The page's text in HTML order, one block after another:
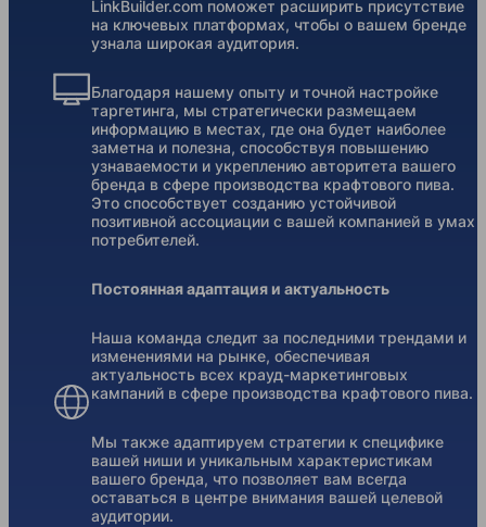
LinkBuilder.com поможет расширить присутствие
на ключевых платформах, чтобы о вашем бренде
узнала широкая аудитория.
Благодаря нашему опыту и точной настройке
таргетинга, мы стратегически размещаем
информацию в местах, где она будет наиболее
заметна и полезна, способствуя повышению
узнаваемости и укреплению авторитета вашего
бренда в сфере производства крафтового пива.
Это способствует созданию устойчивой
позитивной ассоциации с вашей компанией в умах
потребителей.
Постоянная адаптация и актуальность
Наша команда следит за последними трендами и
изменениями на рынке, обеспечивая
актуальность всех крауд-маркетинговых
кампаний в сфере производства крафтового пива.
Мы также адаптируем стратегии к специфике
вашей ниши и уникальным характеристикам
вашего бренда, что позволяет вам всегда
оставаться в центре внимания вашей целевой
аудитории.